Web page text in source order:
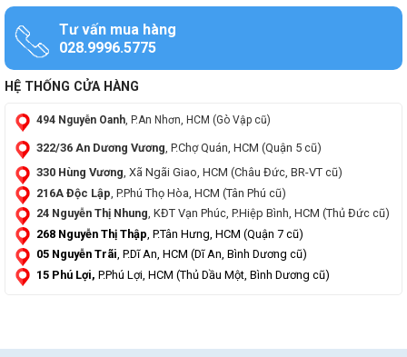
Tư vấn mua hàng
028.9996.5775
HỆ THỐNG CỬA HÀNG
494 Nguyễn Oanh , P.An Nhơn, HCM (Gò Vập cũ)
322/36 An Dương Vương , P.Chợ Quán, HCM (Quận 5 cũ)
330 Hùng Vương, Xã Ngãi Giao, HCM (Châu Đức, BR-VT cũ)
216A Độc Lập , P.Phú Thọ Hòa, HCM (Tân Phú cũ)
24 Nguyễn Thị Nhung, KĐT Vạn Phúc, P.Hiệp Bình, HCM (Thủ Đức cũ)
268 Nguyễn Thị Thập , P.Tân Hưng, HCM (Quận 7 cũ)
05 Nguyễn Trãi, P.Dĩ An, HCM (Dĩ An, Bình Dương cũ)
15 Phú Lợi, P.Phú Lợi, HCM (Thủ Dầu Một, Bình Dương cũ)